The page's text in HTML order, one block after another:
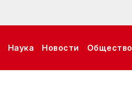
Наука Новости Общество